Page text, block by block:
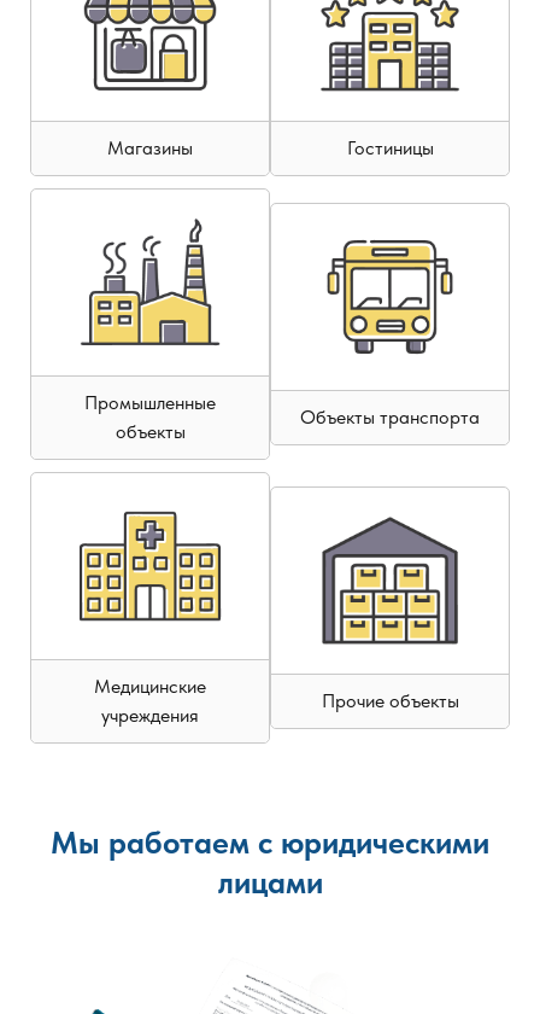
Магазины Гостиницы
Промышленные
объекты
Объекты транспорта
Медицинские
учреждения
Прочие объекты
Мы работаем с юридическими
лицами